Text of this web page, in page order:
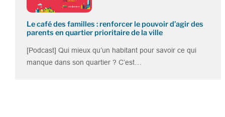
Le café des familles : renforcer le pouvoir d’agir des
parents en quartier prioritaire de la ville
[Podcast] Qui mieux qu’un habitant pour savoir ce qui
manque dans son quartier ? C’est…